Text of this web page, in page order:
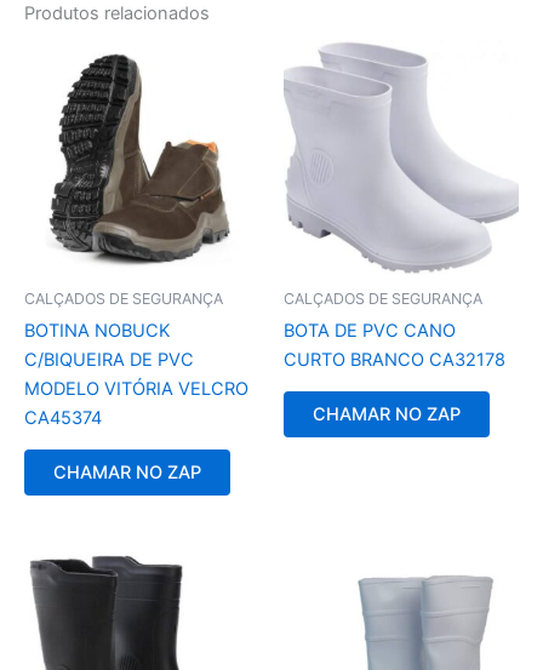
Produtos relacionados
CALÇADOS DE SEGURANÇA
BOTINA NOBUCK
C/BIQUEIRA DE PVC
MODELO VITÓRIA VELCRO
CA45374
CHAMAR NO ZAP
CALÇADOS DE SEGURANÇA
BOTA DE PVC CANO
CURTO BRANCO CA32178
CHAMAR NO ZAP